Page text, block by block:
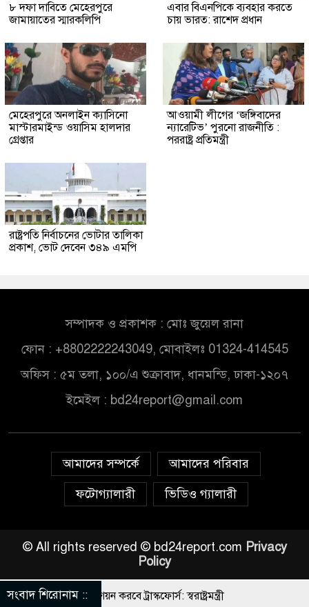
৮ দফা দাবিতে মেহেরপুরে
জামায়াতের স্মারকলিপি
এবার বিএনপিকে ব্যবহার করতে
চায় ভারত: রাশেদ প্রধান
মেহেরপুরে অনলাইন ক্যাসিনো
মাস্টারমাইন্ড ওয়াসিম হালদার
গ্রেপ্তার
আওয়ামী লীগের ‘জঙ্গিবাদের
ন্যারেটিভ’ পুরনো রাজনীতি :
পররাষ্ট্র প্রতিমন্ত্রী
রাষ্ট্রপতি নির্বাচনের ভোটার তালিকা
প্রকাশ, ভোট দেবেন ৩৪৯ এমপি
সম্পাদক ও প্রকাশক : মোঃ জুয়েল রানা
ফোন : +8802222243049, মোবাইলঃ 01324-414545
অফিস : ৫ম তলা, ১০০/এ শুক্রাবাদ, ধানমন্ডি, ঢাকা-১২০৭
ইমেইল : bd24report@gmail.com
আমাদের সম্পর্কে
আমাদের পরিবার
ফটোগ্যালারী
ভিডিও গ্যালারী
© All rights reserved © bd24report.com Privacy
Policy
সংবাদ শিরোনাম ::
তালিকা প্রণয়ন করবে ট্রাস্কফোর্স: স্বরাষ্ট্রমন্ত্রী